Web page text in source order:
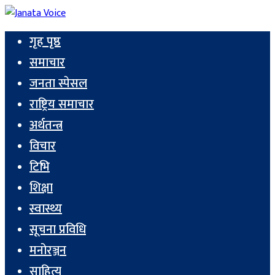
गृह पृष्ठ
समाचार
जनता स्पेसल
राष्ट्रिय समाचार
अर्थतन्त्र
विचार
टिभि
शिक्षा
स्वास्थ्य
सूचना प्रविधि
मनोरञ्जन